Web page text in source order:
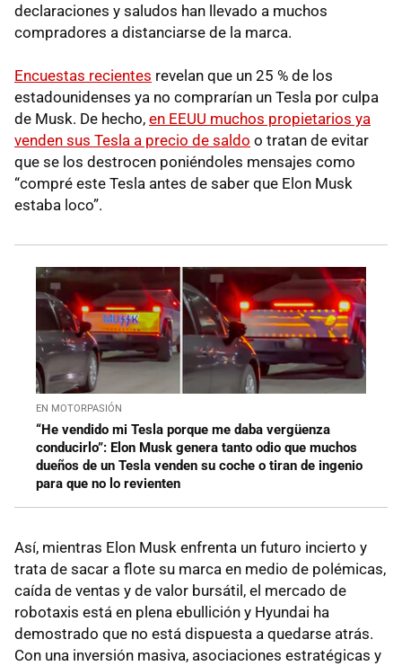
declaraciones y saludos han llevado a muchos
compradores a distanciarse de la marca.
Encuestas recientes revelan que un 25 % de los
estadounidenses ya no comprarían un Tesla por culpa
de Musk. De hecho, en EEUU muchos propietarios ya
venden sus Tesla a precio de saldo o tratan de evitar
que se los destrocen poniéndoles mensajes como
“compré este Tesla antes de saber que Elon Musk
estaba loco”.
EN MOTORPASIÓN
“He vendido mi Tesla porque me daba vergüenza
conducirlo”: Elon Musk genera tanto odio que muchos
dueños de un Tesla venden su coche o tiran de ingenio
para que no lo revienten
Así, mientras Elon Musk enfrenta un futuro incierto y
trata de sacar a flote su marca en medio de polémicas,
caída de ventas y de valor bursátil, el mercado de
robotaxis está en plena ebullición y Hyundai ha
demostrado que no está dispuesta a quedarse atrás.
Con una inversión masiva, asociaciones estratégicas y